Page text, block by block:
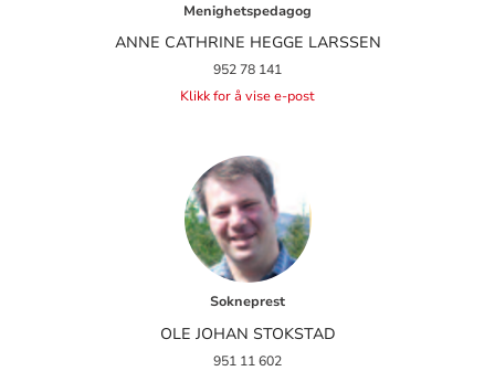
Menighetspedagog
ANNE CATHRINE HEGGE LARSSEN
952 78 141
Klikk for å vise e-post
Sokneprest
OLE JOHAN STOKSTAD
951 11 602